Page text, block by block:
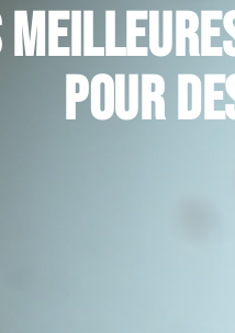
pour